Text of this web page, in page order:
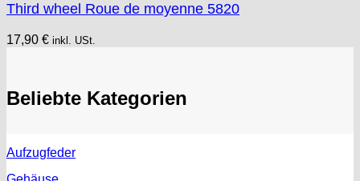
Third wheel Roue de moyenne 5820
17,90 € inkl. USt.
Beliebte Kategorien
Aufzugfeder